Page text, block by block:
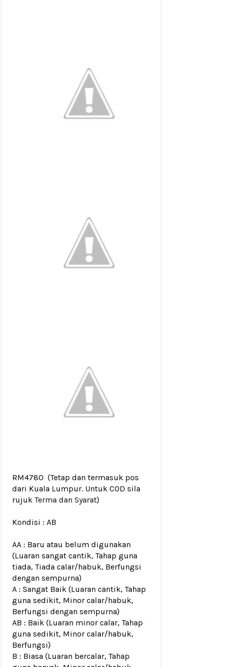
RM4780 (Tetap dan termasuk pos
dari Kuala Lumpur. Untuk COD sila
rujuk Terma dan Syarat)
Kondisi : AB
AA : Baru atau belum digunakan
(Luaran sangat cantik, Tahap guna
tiada, Tiada calar/habuk, Berfungsi
dengan sempurna)
A : Sangat Baik (Luaran cantik, Tahap
guna sedikit, Minor calar/habuk,
Berfungsi dengan sempurna)
AB : Baik (Luaran minor calar, Tahap
guna sedikit, Minor calar/habuk,
Berfungsi)
B : Biasa (Luaran bercalar, Tahap